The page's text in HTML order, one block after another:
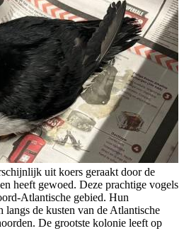
uit koers geraakt door de
heeft gewoed. Deze prachtige vogels
Atlantische gebied. Hun
langs de kusten van de Atlantische
De grootste kolonie leeft op